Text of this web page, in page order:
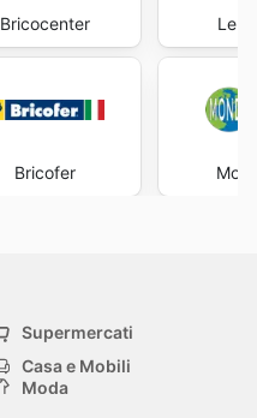
Bricocenter
Bricofer
Supermercati
Casa e Mobili
Moda